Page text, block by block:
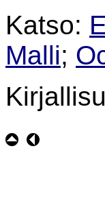
Katso:
Malli;